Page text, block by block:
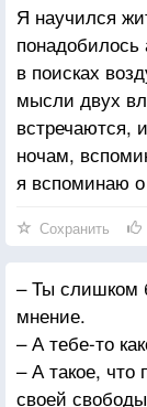
Я научился
понадобилось
в поисках
мысли двух
встречаются,
ночам,
я вспоминаю
Сохранить
– Ты слишком
мнение.
– А тебе-то
– А такое, что
своей